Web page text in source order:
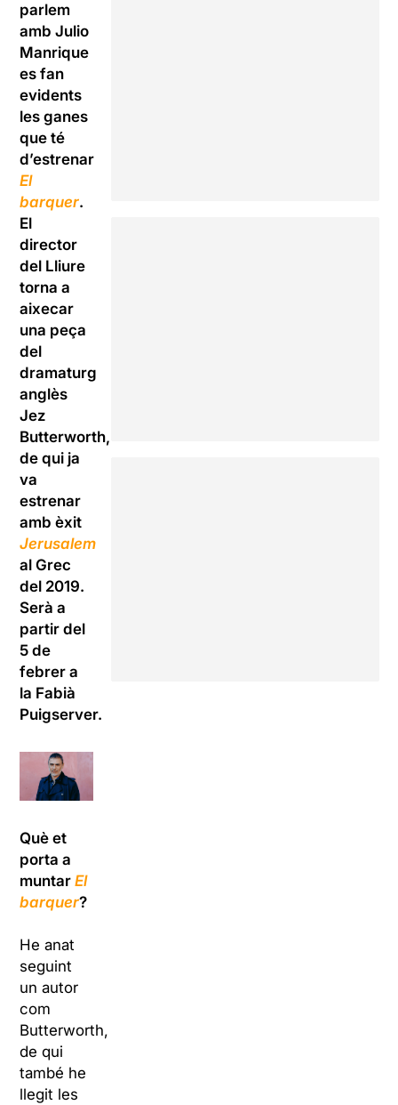
parlem
amb Julio
Manrique
es fan
evidents
les ganes
que té
d’estrenar
El
barquer.
El
director
del Lliure
torna a
aixecar
una peça
del
dramaturg
anglès
Jez
Butterworth,
de qui ja
va
estrenar
amb èxit
Jerusalem
al Grec
del 2019.
Serà a
partir del
5 de
febrer a
la Fabià
Puigserver.
Què et
porta a
muntarEl
barquer?
He anat
seguint
un autor
com
Butterworth,
de qui
també he
llegit les